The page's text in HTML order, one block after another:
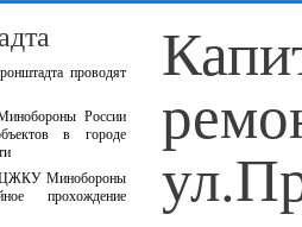
проводят
России
в городе
ЦЖКУ Минобороны
прохождение